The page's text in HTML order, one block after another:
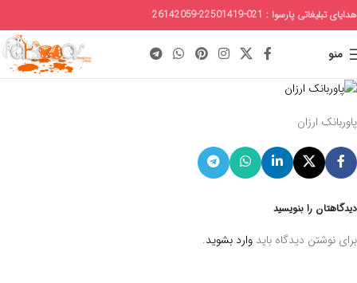
هدایای تبلیغاتی پارسوا : 021-22501419-26142059
منو
پاوربانک ارزان
دیدگاهتان را بنویسید
برای نوشتن دیدگاه باید وارد بشوید.